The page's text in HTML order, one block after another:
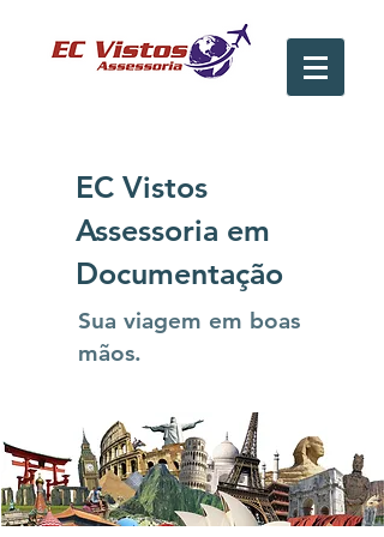
EC Vistos
Assessoria em
Documentação
Sua viagem em boas
mãos.